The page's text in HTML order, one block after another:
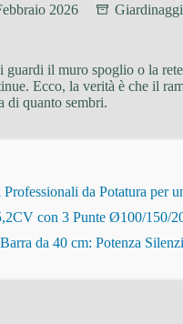
2026
il muro spoglio o la
Ecco, la verità è che il
di quanto sembri.
da Potatura per
con 3 Punte Ø100/150/
da 40 cm: Potenza